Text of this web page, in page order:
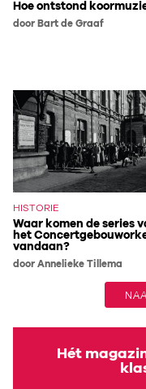
Hoe ontstond
door Bart de Graaf
HISTORIE
Waar komen de series
het
vandaan?
door Annelieke Tillema
Hét